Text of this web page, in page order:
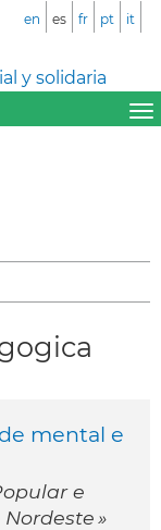
y solidaria
en es fr pt it
mental e
e
»